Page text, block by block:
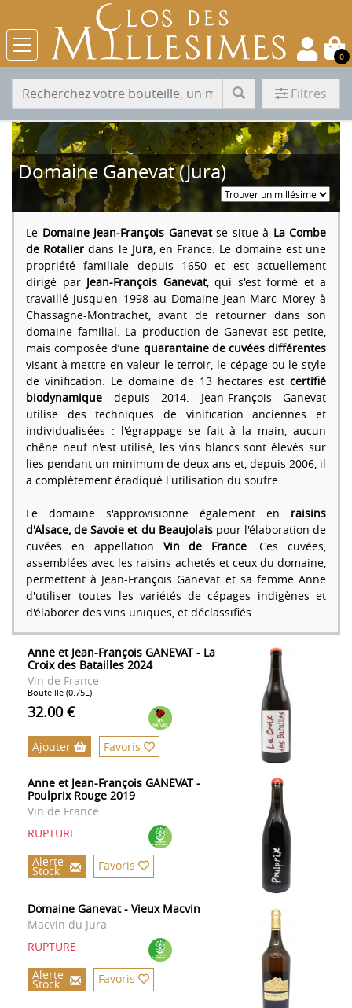
0
Filtres
Domaine Ganevat (Jura)
Le Domaine Jean-François Ganevatse situe à La Combe
de Rotalier dans le Jura, en France. Le domaine est une
propriété familiale depuis 1650 et est actuellement
dirigé par Jean-François Ganevat, qui s'est formé et a
travaillé jusqu'en 1998 au Domaine Jean-Marc Morey à
Chassagne-Montrachet, avant de retourner dans son
domaine familial. La production de Ganevat est petite,
mais composée d’une quarantaine de cuvées différentes
visant à mettre en valeur le terroir, le cépage ou le style
de vinification. Le domaine de 13 hectares est certifié
biodynamique depuis 2014. Jean-François Ganevat
utilise des techniques de vinification anciennes et
individualisées : l'égrappage se fait à la main, aucun
chêne neuf n'est utilisé, les vins blancs sont élevés sur
lies pendant un minimum de deux ans et, depuis 2006, il
a complètement éradiqué l'utilisation du soufre.
Le domaine s'approvisionne également en raisins
d'Alsace, de Savoie et du Beaujolaispour l'élaboration de
cuvées en appellation Vin de France. Ces cuvées,
assemblées avec les raisins achetés et ceux du domaine,
permettent à Jean-François Ganevat et sa femme Anne
d'utiliser toutes les variétés de cépages indigènes et
d'élaborer des vins uniques, et déclassifiés.
Anne et Jean-François GANEVAT - La
Croix des Batailles 2024
Vin de France
Bouteille (0.75L)
32.00 €
Ajouter Favoris
Anne et Jean-François GANEVAT -
Poulprix Rouge 2019
Vin de France
RUPTURE
Alerte
Stock Favoris
Domaine Ganevat - Vieux Macvin
Macvin du Jura
RUPTURE
Alerte
Stock Favoris